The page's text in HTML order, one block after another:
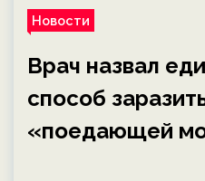
Новости
Врач назвал
способ
«поедающей